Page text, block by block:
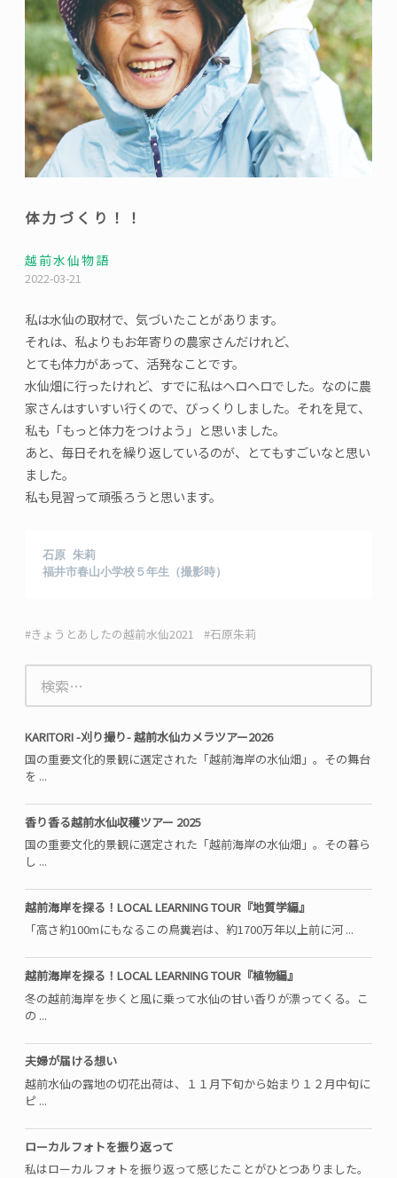
体力づくり！！
越前水仙物語
2022-03-21
私は水仙の取材で、気づいたことがあります。
それは、私よりもお年寄りの農家さんだけれど、
とても体力があって、活発なことです。
水仙畑に行ったけれど、すでに私はヘロヘロでした。なのに農
家さんはすいすい行くので、びっくりしました。それを見て、
私も「もっと体力をつけよう」と思いました。
あと、毎日それを繰り返しているのが、とてもすごいなと思い
ました。
私も見習って頑張ろうと思います。
石原 朱莉
福井市春山小学校５年生（撮影時）
きょうとあしたの越前水仙2021 石原朱莉
索:
KARITORI -刈り撮り- 越前水仙カメラツアー2026
国の重要文化的景観に選定された「越前海岸の水仙畑」。その舞台
を ...
香り香る越前水仙収穫ツアー 2025
国の重要文化的景観に選定された「越前海岸の水仙畑」。その暮ら
し ...
越前海岸を探る！LOCAL LEARNING TOUR『地質学編』
「高さ約100mにもなるこの鳥糞岩は、約1700万年以上前に河 ...
越前海岸を探る！LOCAL LEARNING TOUR『植物編』
冬の越前海岸を歩くと風に乗って水仙の甘い香りが漂ってくる。こ
の ...
夫婦が届ける想い
越前水仙の露地の切花出荷は、１１月下旬から始まり１２月中旬に
ピ ...
ローカルフォトを振り返って
私はローカルフォトを振り返って感じたことがひとつありました。